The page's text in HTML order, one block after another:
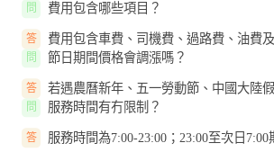
問 費用包含哪些項目？
答 費用包含車費、司機費、過路費、油費
問 節日期間價格會調漲嗎？
答
若遇農曆新年、五一勞動節、中國大陸
假日期間，將加收30%-50%的費用...
問 服務時間有冇限制？
答
服務時間為7:00-23:00；23:00至次日7:00